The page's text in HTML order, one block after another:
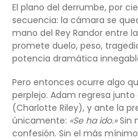
El plano del derrumbe, por
secuencia: la cámara se
mano del Rey Randor entre
promete duelo, peso,
potencia dramática
Pero entonces ocurre algo
perplejo. Adam regresa junto
(Charlotte Riley), y ante la
únicamente: «Se ha ido.»Sin
confesión. Sin el más